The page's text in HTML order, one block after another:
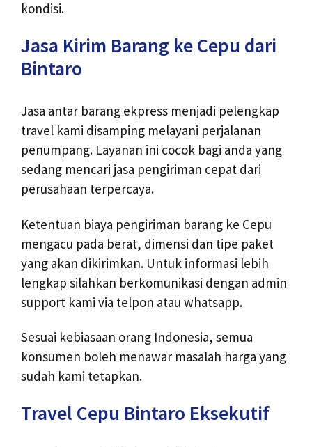
kondisi.
Jasa Kirim Barang ke Cepu dari
Bintaro
Jasa antar barang ekpress menjadi pelengkap
travel kami disamping melayani perjalanan
penumpang. Layanan ini cocok bagi anda yang
sedang mencari jasa pengiriman cepat dari
perusahaan terpercaya.
Ketentuan biaya pengiriman barang ke Cepu
mengacu pada berat, dimensi dan tipe paket
yang akan dikirimkan. Untuk informasi lebih
lengkap silahkan berkomunikasi dengan admin
support kami via telpon atau whatsapp.
Sesuai kebiasaan orang Indonesia, semua
konsumen boleh menawar masalah harga yang
sudah kami tetapkan.
Travel Cepu Bintaro Eksekutif